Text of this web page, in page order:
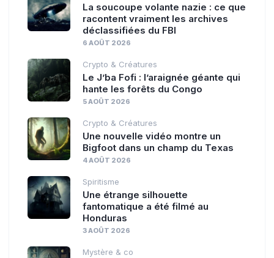
La soucoupe volante nazie : ce que
racontent vraiment les archives
déclassifiées du FBI
6 AOÛT 2026
Crypto & Créatures
Le J’ba Fofi : l’araignée géante qui
hante les forêts du Congo
5 AOÛT 2026
Crypto & Créatures
Une nouvelle vidéo montre un
Bigfoot dans un champ du Texas
4 AOÛT 2026
Spiritisme
Une étrange silhouette
fantomatique a été filmé au
Honduras
3 AOÛT 2026
Mystère & co